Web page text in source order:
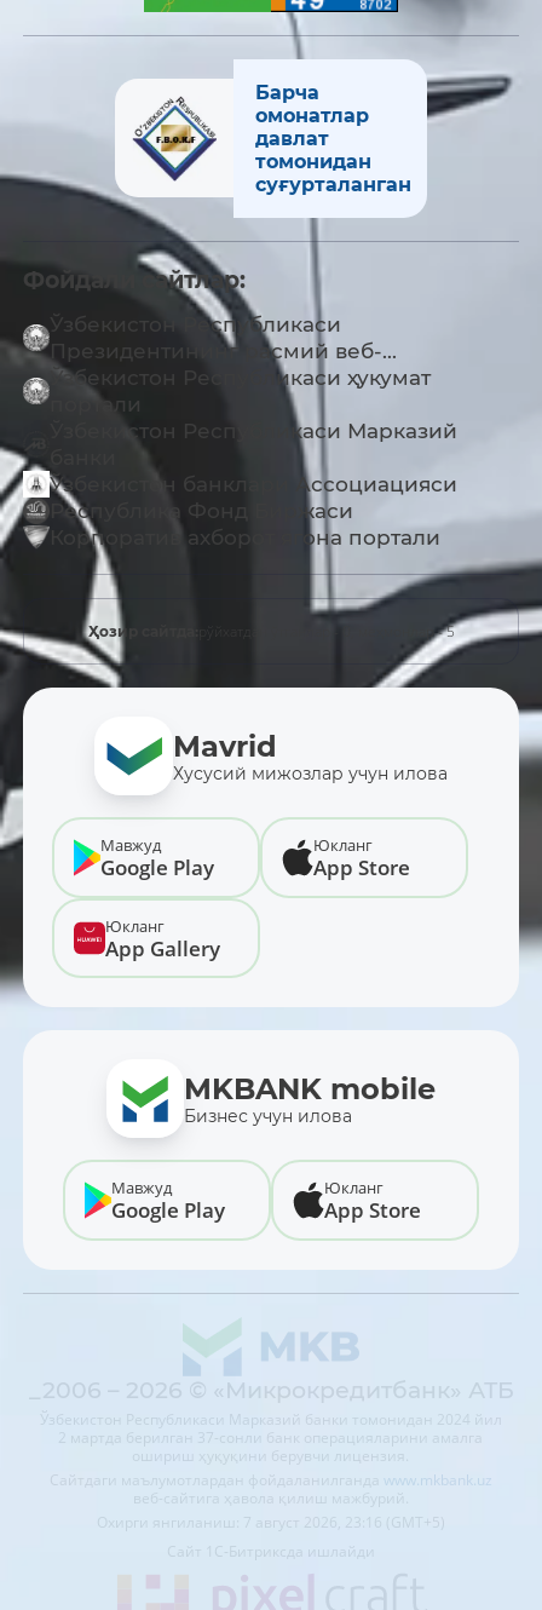
Барча
омонатлар
давлат
томонидан
суғурталанган
Фойдали сайтлар:
Ўзбекистон Республикаси
Президентининг расмий веб-...
Ўзбекистон Республикаси ҳукумат
портали
Ўзбекистон Республикаси Марказий
Ўзбекистон банклари Ассоциацияси
Республика Фонд Биржаси
Корпоратив ахборот ягона портали
Ҳозир сайтда: меҳмонлар - 5
Mavrid
Хусусий мижозлар учун илова
Мавжуд
Google Play
Юкланг
App Store
Юкланг
App Gallery
MKBANK mobile
Бизнес учун илова
Мавжуд
Google Play
Юкланг
App Store
_2006 – 2026 © «Микрокредитбанк» АТБ
Ўзбекистон Республикаси Марказий банки томонидан 2024 йил
2 мартда берилган 37-сонли банк операцияларини амалга
ошириш ҳуқуқини берувчи лицензия.
www.mkbank.uz
Охирги янгиланиш: 7 август 2026, 23:16 (GMT+5)
Сайт 1C-Битриксда ишлайди